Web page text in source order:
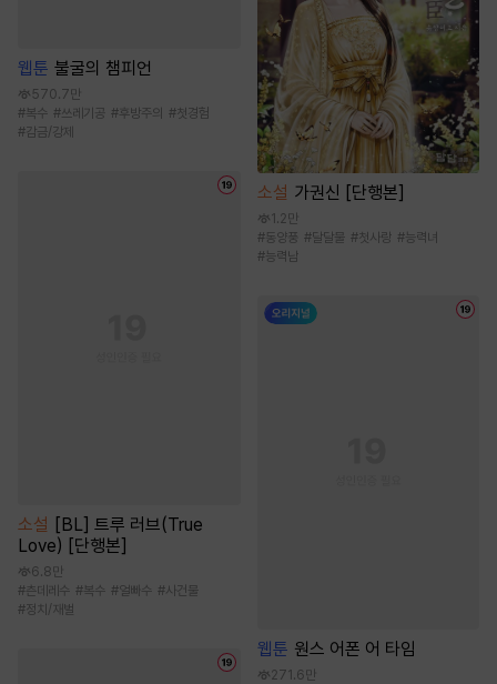
웹툰 불굴의 챔피언
570.7만
#복수 #쓰레기공 #후방주의 #첫경험
#감금/강제
소설
[BL] 트루 러브(True
Love) [단행본]
6.8만
#츤데레수 #복수 #얼빠수 #사건물
#정치/재벌
소설 가권신 [단행본]
1.2만
#동양풍 #달달물 #첫사랑 #능력녀
#능력남
웹툰 원스 어폰 어 타임
271.6만